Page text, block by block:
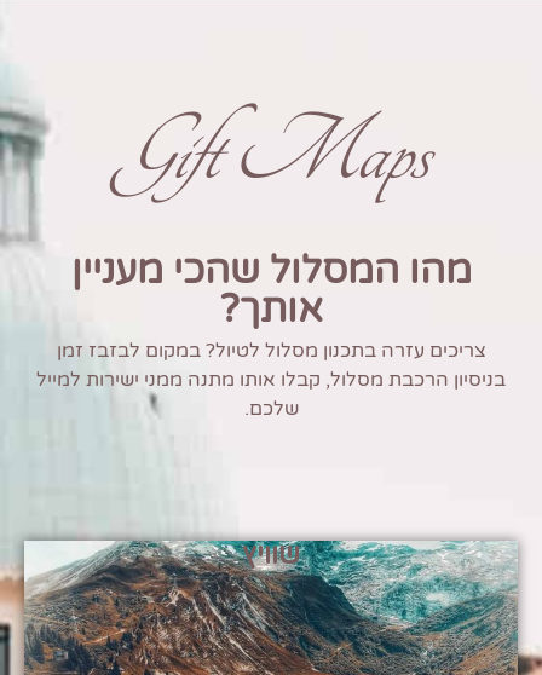
Gift Maps
מהו המסלול שהכי מעניין
אותך?
צריכים עזרה בתכנון מסלול לטיול? במקום לבזבז זמן
בניסיון הרכבת מסלול, קבלו אותו מתנה ממני ישירות למייל
שלכם.
שוויץ